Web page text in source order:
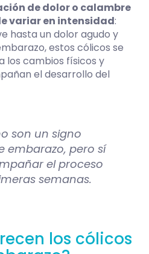
de dolor o calambre
variar en intensidad:
hasta un dolor agudo y
estos cólicos se
los cambios físicos y
el desarrollo del
son un signo
embarazo, pero sí
el proceso
semanas.
los cólicos